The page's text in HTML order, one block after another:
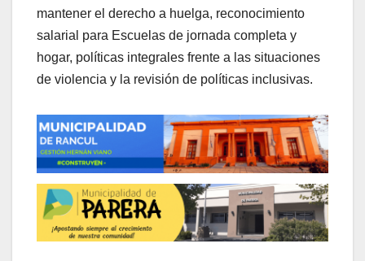
mantener el derecho a huelga, reconocimiento
salarial para Escuelas de jornada completa y
hogar, políticas integrales frente a las situaciones
de violencia y la revisión de políticas inclusivas.